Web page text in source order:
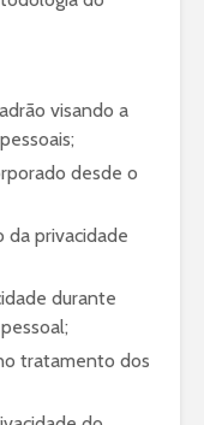
visando a
desde o
da privacidade
durante
tratamento dos